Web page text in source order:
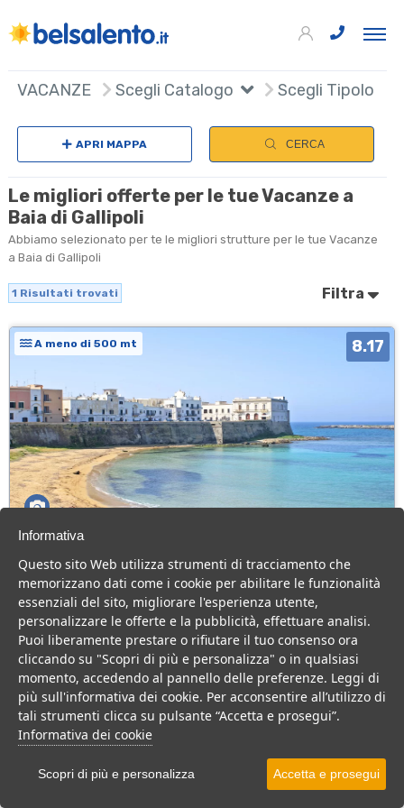
VACANZE Scegli Catalogo Scegli Tipologia
APRI MAPPA CERCA
Le migliori offerte per le tue Vacanze a
Baia di Gallipoli
Abbiamo selezionato per te le migliori strutture per le tue Vacanze
a Baia di Gallipoli
1 Risultati trovati Filtra
A meno di 500 mt 8.17
Puglia > Salento > Gallipoli > Baia di Gallipoli
Appartamenti a Baia Verde di Gallipoli, per chi cerca una vacanza
in coppia o in comitiva, in totale libertà.
Residence Casa Vacanza
VEDI SU MAPPA
INFO STRUTTURA
+
Informativa
Questo sito Web utilizza strumenti di tracciamento che
memorizzano dati come i cookie per abilitare le funzionalità
essenziali del sito, migliorare l'esperienza utente,
personalizzare le offerte e la pubblicità, effettuare analisi.
Puoi liberamente prestare o rifiutare il tuo consenso ora
cliccando su "Scopri di più e personalizza" o in qualsiasi
momento, accedendo al pannello delle preferenze. Leggi di
più sull'informativa dei cookie. Per acconsentire all’utilizzo di
tali strumenti clicca su pulsante “Accetta e prosegui”.
Informativa dei cookie
Scopri di più e personalizza Accetta e prosegui